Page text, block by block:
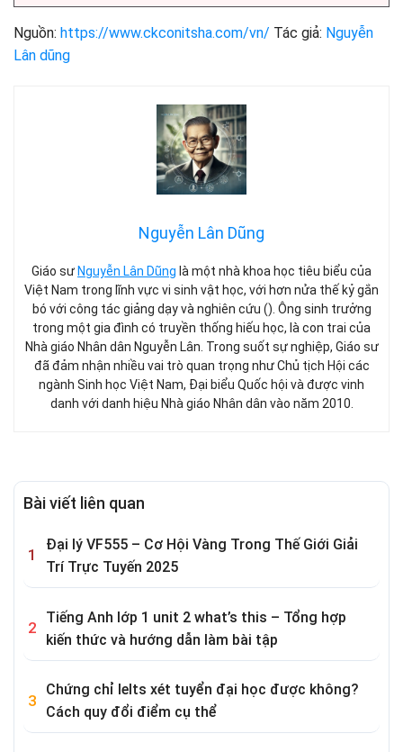
Nguồn: https://www.ckconitsha.com/vn/ Tác giả: Nguyễn
Lân dũng
Nguyễn Lân Dũng
Giáo sư Nguyễn Lân Dũng là một nhà khoa học tiêu biểu của
Việt Nam trong lĩnh vực vi sinh vật học, với hơn nửa thế kỷ gắn
bó với công tác giảng dạy và nghiên cứu (). Ông sinh trưởng
trong một gia đình có truyền thống hiếu học, là con trai của
Nhà giáo Nhân dân Nguyễn Lân. Trong suốt sự nghiệp, Giáo sư
đã đảm nhận nhiều vai trò quan trọng như Chủ tịch Hội các
ngành Sinh học Việt Nam, Đại biểu Quốc hội và được vinh
danh với danh hiệu Nhà giáo Nhân dân vào năm 2010.
Bài viết liên quan
Đại lý VF555 – Cơ Hội Vàng Trong Thế Giới Giải
Trí Trực Tuyến 2025
Tiếng Anh lớp 1 unit 2 what’s this – Tổng hợp
kiến thức và hướng dẫn làm bài tập
Chứng chỉ Ielts xét tuyển đại học được không?
Cách quy đổi điểm cụ thể